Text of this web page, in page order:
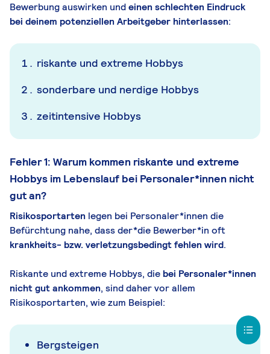
Bewerbung auswirken undeinen schlechten Eindruck
bei deinem potenziellen Arbeitgeber hinterlassen:
riskante und extreme Hobbys
sonderbare und nerdige Hobbys
zeitintensive Hobbys
Fehler 1: Warum kommen riskante und extreme
Hobbys im Lebenslauf bei Personaler*innen nicht
gut an?
Risikosportarten legen bei Personaler*innen die
Befürchtung nahe, dass der*die Bewerber*in oft
krankheits- bzw. verletzungsbedingt fehlen wird.
Riskante und extreme Hobbys, die bei Personaler*innen
nicht gut ankommen, sind daher vor allem
Risikosportarten, wie zum Beispiel:
Bergsteigen